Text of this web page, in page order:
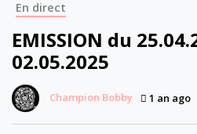
En direct
EMISSION du
02.05.2025
Champion Bobby 1 an ago